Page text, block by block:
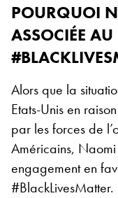
POURQUOI
ASSOCIÉE
Alors que la
Etats-Unis en
par les forces de
Américains,
engagement en